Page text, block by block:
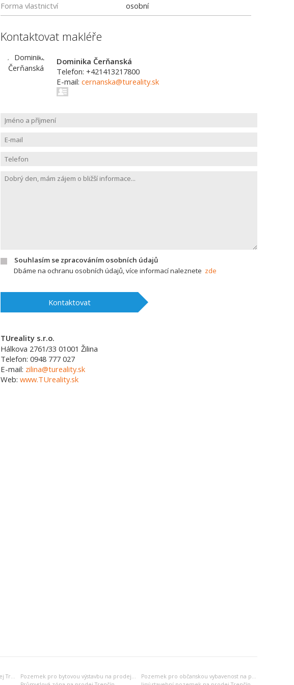
Forma vlastnictví osobní
Kontaktovat makléře
Dominika Čerňanská
Telefon: +421413217800
E-mail: cernanska@tureality.sk
Souhlasím se zpracováním osobních údajů
Dbáme na ochranu osobních údajů, více informací naleznete zde
Kontaktovat
TUreality s.r.o.
Hálkova 2761/33 01001 Žilina
Telefon: 0948 777 027
E-mail: zilina@tureality.sk
Web: www.TUreality.sk
Pozemek pro rodinné domy na prodej Trenčín Pozemek pro bytovou výstavbu na prodej Trenčín
Pozemek pro občanskou vybavenost na prodej Trenčín